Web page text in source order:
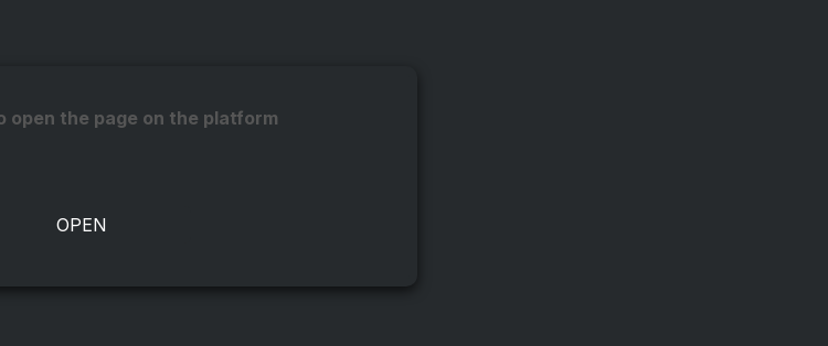
open the page on the platform